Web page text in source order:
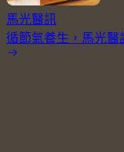
馬光醫訊
循節氣養生，馬光醫